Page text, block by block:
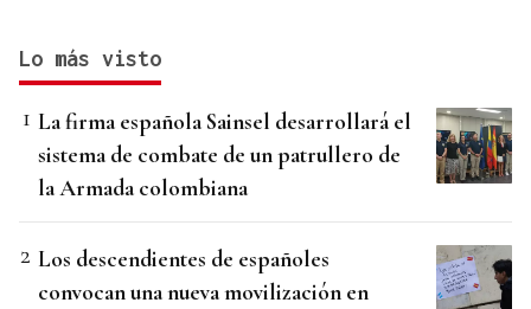
Lo más visto
La firma española Sainsel desarrollará el
sistema de combate de un patrullero de
la Armada colombiana
Los descendientes de españoles
convocan una nueva movilización en